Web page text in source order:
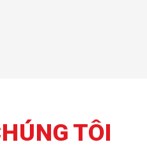
TÔI